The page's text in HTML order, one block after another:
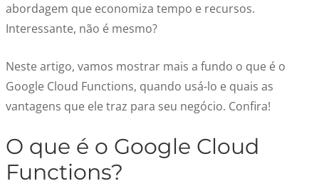
abordagem que economiza tempo e recursos.
Interessante, não é mesmo?
Neste artigo, vamos mostrar mais a fundo o que é o
Google Cloud Functions, quando usá-lo e quais as
vantagens que ele traz para seu negócio. Confira!
O que é o Google Cloud
Functions?